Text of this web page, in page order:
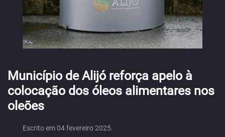
Município de Alijó reforça apelo à
colocação dos óleos alimentares nos
oleões
Escrito em04 fevereiro 2025.